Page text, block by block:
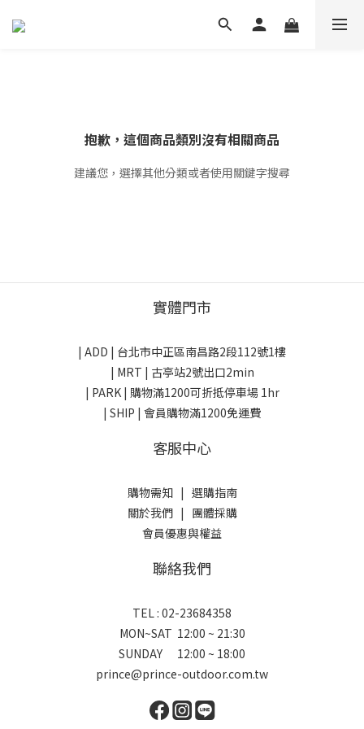
抱歉，這個商品類別沒有相關商品
建議您，選擇其他分類或者使用關鍵字搜尋
實體門市
| ADD | 台北市中正區南昌路2段112號1樓
| MRT | 古亭站2號出口2min
| PARK | 購物滿1200可折抵停車場 1hr
| SHIP | 會員購物滿1200免運費
客服中心
購物需知| 選購指南
關於我們| 團體採購
會員優惠與權益
聯絡我們
TEL : 02-23684358
MON~SAT 12:00 ~ 21:30
SUNDAY 12:00 ~ 18:00
prince@prince-outdoor.com.tw